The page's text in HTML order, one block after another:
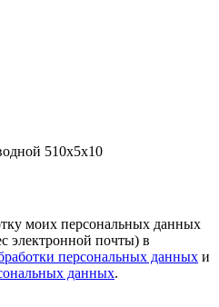
510х5х10
моих персональных данных
электронной почты) в
персональных данных и
данных.